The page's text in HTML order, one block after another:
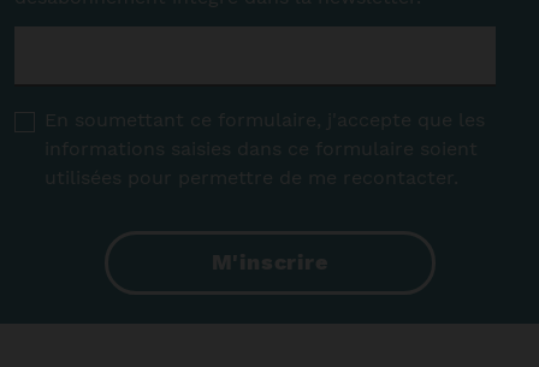
E-
RGPD *
En soumettant ce formulaire, j'accepte que les
informations saisies dans ce formulaire soient
utilisées pour permettre de me recontacter.
M'inscrire